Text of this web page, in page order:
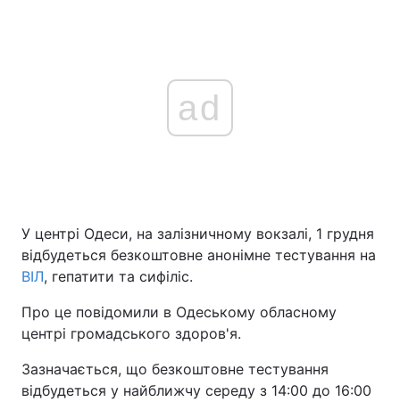
ad
У центрі Одеси, на залізничному вокзалі, 1 грудня
відбудеться безкоштовне анонімне тестування на
ВІЛ, гепатити та сифіліс.
Про це повідомили в Одеському обласному
центрі громадського здоров'я.
Зазначається, що безкоштовне тестування
відбудеться у найближчу середу з 14:00 до 16:00